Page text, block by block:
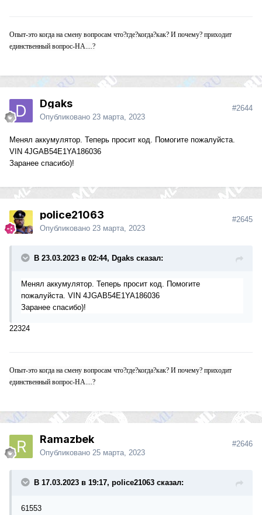
Опыт-это когда на смену вопросам что?где?когда?как? И почему? приходит
единственный вопрос-НА....?
Dgaks
Опубликовано 23 марта, 2023
#2644
Менял аккумулятор. Теперь просит код. Помогите пожалуйста.
VIN 4JGAB54E1YA186036
Заранее спасибо)!
police21063
Опубликовано 23 марта, 2023
#2645
В 23.03.2023 в 02:44, Dgaks сказал:
Менял аккумулятор. Теперь просит код. Помогите
пожалуйста. VIN 4JGAB54E1YA186036
Заранее спасибо)!
22324
Опыт-это когда на смену вопросам что?где?когда?как? И почему? приходит
единственный вопрос-НА....?
Ramazbek
Опубликовано 25 марта, 2023
#2646
В 17.03.2023 в 19:17, police21063 сказал:
61553